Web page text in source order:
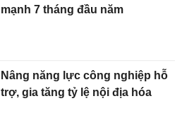
mạnh 7 tháng đầu năm
Nâng năng lực công nghiệp hỗ
trợ, gia tăng tỷ lệ nội địa hóa